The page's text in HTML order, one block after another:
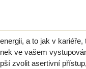
a to jak v
ve vašem
zvolit asertivní